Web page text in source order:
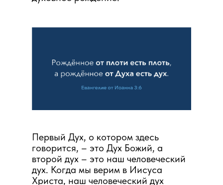
Первый Дух, о котором здесь
говорится, – это Дух Божий, а
второй дух – это наш человеческий
дух. Когда мы верим в Иисуса
Христа, наш человеческий дух